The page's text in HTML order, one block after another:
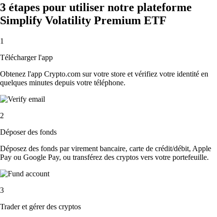
3 étapes pour utiliser notre plateforme
Simplify Volatility Premium ETF
1
Télécharger l'app
Obtenez l'app Crypto.com sur votre store et vérifiez votre identité en
quelques minutes depuis votre téléphone.
2
Déposer des fonds
Déposez des fonds par virement bancaire, carte de crédit/débit, Apple
Pay ou Google Pay, ou transférez des cryptos vers votre portefeuille.
3
Trader et gérer des cryptos